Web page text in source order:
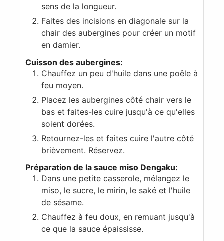
sens de la longueur.
Faites des incisions en diagonale sur la
chair des aubergines pour créer un motif
en damier.
Cuisson des aubergines:
Chauffez un peu d'huile dans une poêle à
feu moyen.
Placez les aubergines côté chair vers le
bas et faites-les cuire jusqu'à ce qu'elles
soient dorées.
Retournez-les et faites cuire l'autre côté
brièvement. Réservez.
Préparation de la sauce miso Dengaku:
Dans une petite casserole, mélangez le
miso, le sucre, le mirin, le saké et l'huile
de sésame.
Chauffez à feu doux, en remuant jusqu'à
ce que la sauce épaississe.